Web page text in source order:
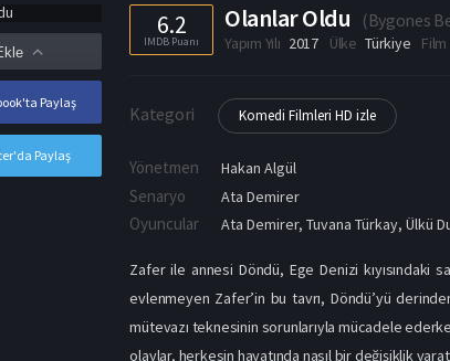
Paylaş
Paylaş
6.2
IMDB Puanı
Olanlar Oldu (Bygones
Yapım Yılı 2017 Ülke Türkiye
Kategori Komedi Filmleri HD izle
Yönetmen Hakan Algül
Senaryo Ata Demirer
Oyuncular Ata Demirer,Tuvana Türkay,Ülkü
Zafer ile annesi Döndü, Ege Denizi kıyısındaki
evlenmeyen Zafer’in bu tavrı, Döndü’yü
mütevazı teknesinin sorunlarıyla mücadele
olaylar, herkesin hayatında nasıl bir değişiklik